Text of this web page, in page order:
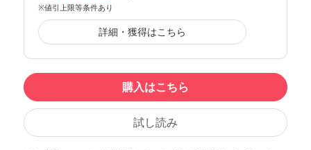
※値引上限等条件あり
詳細・獲得はこちら
購入はこちら
試し読み